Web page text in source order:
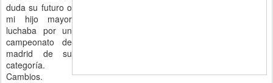
duda su futuro o
mi hijo mayor
luchaba por un
campeonato de
madrid de su
categoría.
Cambios.